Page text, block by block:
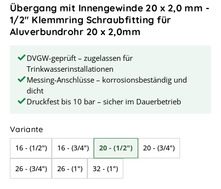
Übergang mit Innengewinde 20 x 2,0 mm -
1/2" Klemmring Schraubfitting für
Aluverbundrohr 20 x 2,0mm
DVGW-geprüft – zugelassen für
Trinkwasserinstallationen
Messing-Anschlüsse – korrosionsbeständig und
dicht
Druckfest bis 10 bar – sicher im Dauerbetrieb
Varianteauswählen
16 - (1/2") 16 - (3/4") 20 - (1/2") 20 - (3/4")
26 - (3/4") 26 - (1") 32 - (1")